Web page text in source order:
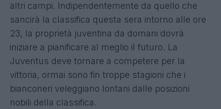
altri campi. Indipendentemente da quello che
sancirà la classifica questa sera intorno alle ore
23, la proprietà juventina da domani dovrà
iniziare a pianificare al meglio il futuro. La
Juventus deve tornare a competere per la
vittoria, ormai sono fin troppe stagioni che i
bianconeri veleggiano lontani dalle posizioni
nobili della classifica.